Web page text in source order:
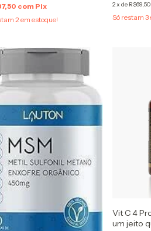
com Pix
2 em estoque!
2xde R$69,50
Só restam3
Vit C 4
um jeito